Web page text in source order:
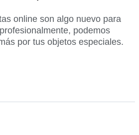
online son algo nuevo para
podemos
por tus objetos especiales.